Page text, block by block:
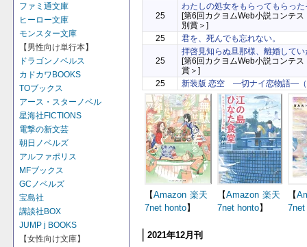
ファミ通文庫
ヒーロー文庫
モンスター文庫
【男性向け単行本】
ドラゴンノベルス
カドカワBOOKS
TOブックス
アース・スターノベル
星海社FICTIONS
電撃の新文芸
朝日ノベルズ
アルファポリス
MFブックス
GCノベルズ
宝島社
講談社BOX
JUMP j BOOKS
【女性向け文庫】
25
わたしの処女をもらってもらっ
[第6回カクヨムWeb小説コンテ
別賞＞]
25
君を、死んでも忘れない。
25
拝啓見知らぬ旦那様、離婚して
[第6回カクヨムWeb小説コンテ
賞＞]
25
新装版 恋空 ―切ナイ恋物語―
【Amazon 楽天
7net honto】
【Amazon 楽天
7net honto】
【
7net
2021年12月刊